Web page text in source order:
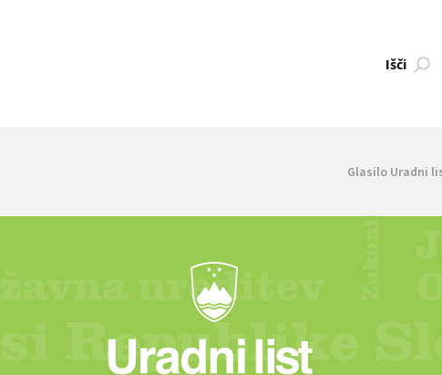
Išči
Glasilo Uradni